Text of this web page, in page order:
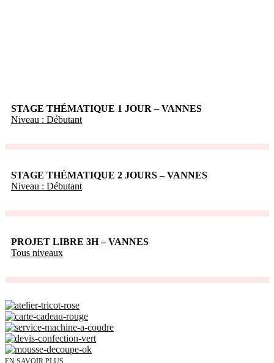
STAGE THÉMATIQUE 1 JOUR – VANNES
Niveau : Débutant
STAGE THÉMATIQUE 2 JOURS – VANNES
Niveau : Débutant
PROJET LIBRE 3H – VANNES
Tous niveaux